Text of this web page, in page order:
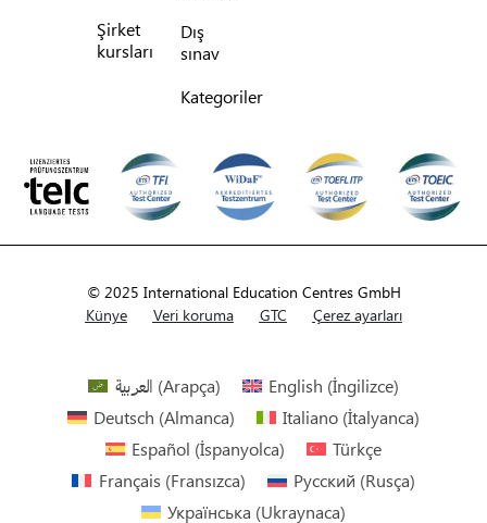
Şirket
kursları
Dış
sınav
Kategoriler
© 2025 International Education Centres GmbH
Künye
Veri koruma GTC Çerez ayarları
العربية (Arapça) English (İngilizce)
Deutsch (Almanca) Italiano (İtalyanca)
Español (İspanyolca)
Türkçe
Français (Fransızca) Русский (Rusça)
Українська (Ukraynaca)